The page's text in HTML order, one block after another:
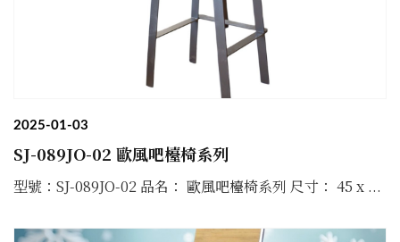
2025-01-03
SJ-089JO-02 歐風吧檯椅系列
型號：SJ-089JO-02 品名： 歐風吧檯椅系列 尺寸： 45 x ...